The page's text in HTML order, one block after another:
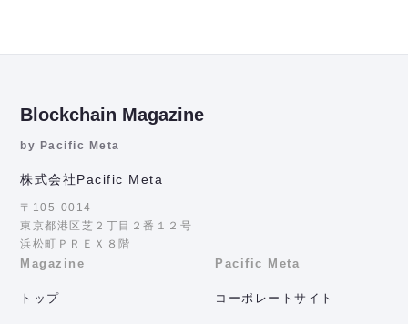
Blockchain Magazine
by Pacific Meta
株式会社Pacific Meta
〒105-0014
東京都港区芝２丁目２番１２号
浜松町ＰＲＥＸ８階
Magazine
トップ
Pacific Meta
コーポレートサイト